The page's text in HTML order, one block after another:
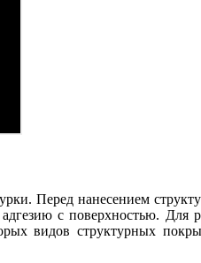
Перед нанесением
с поверхностью.
видов структурных